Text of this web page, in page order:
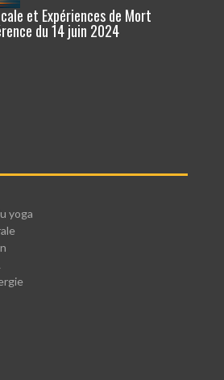
et Expériences de Mort
du 14 juin 2024
yoga